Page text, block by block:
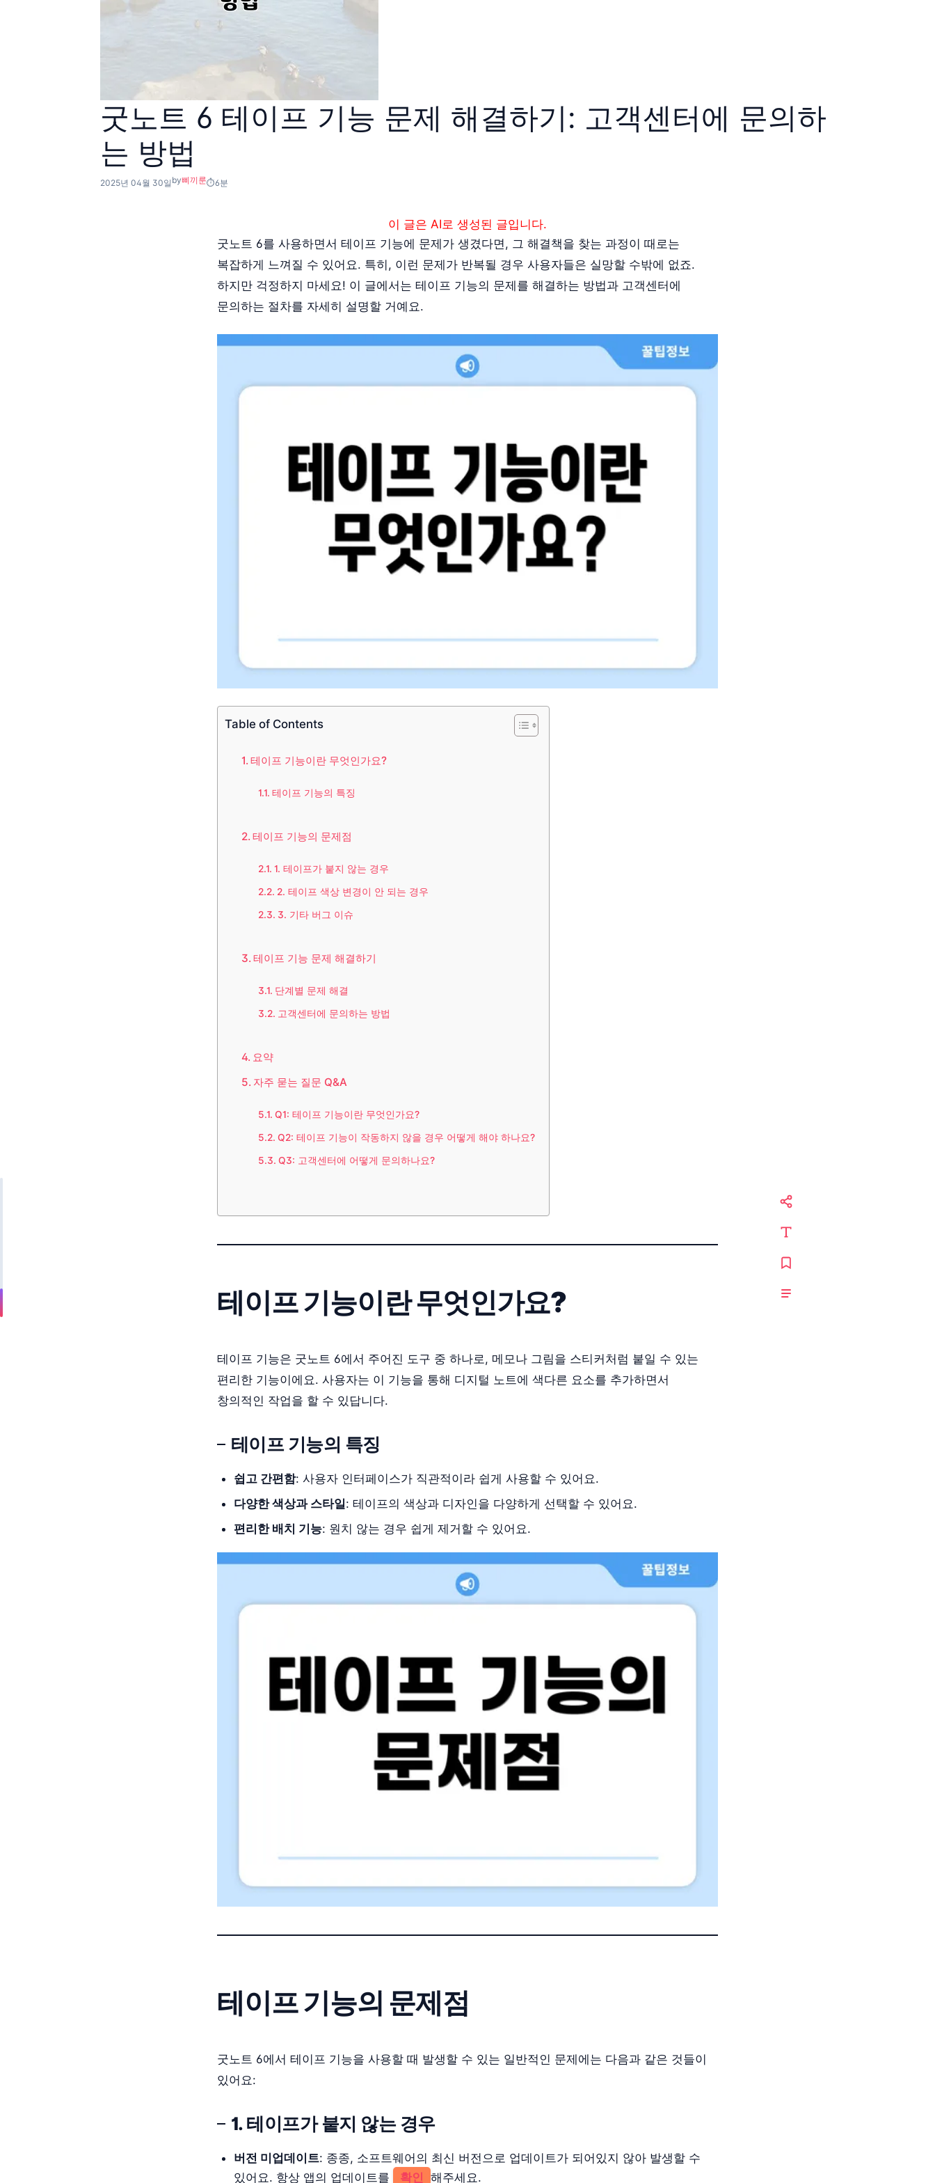
굿노트 6 테이프 기능 문제 해결하기: 고객센터에 문의하
는 방법
2025년 04월 30일 by삐끼룬 6분
이 글은 AI로 생성된 글입니다.
굿노트 6를 사용하면서 테이프 기능에 문제가 생겼다면, 그 해결책을 찾는 과정이 때로는
복잡하게 느껴질 수 있어요. 특히, 이런 문제가 반복될 경우 사용자들은 실망할 수밖에 없죠.
하지만 걱정하지 마세요! 이 글에서는 테이프 기능의 문제를 해결하는 방법과 고객센터에
문의하는 절차를 자세히 설명할 거예요.
Table of Contents
테이프 기능이란 무엇인가요?
테이프 기능의 특징
테이프 기능의 문제점
1. 테이프가 붙지 않는 경우
2. 테이프 색상 변경이 안 되는 경우
3. 기타 버그 이슈
테이프 기능 문제 해결하기
단계별 문제 해결
고객센터에 문의하는 방법
요약
자주 묻는 질문 Q&A
Q1: 테이프 기능이란 무엇인가요?
Q2: 테이프 기능이 작동하지 않을 경우 어떻게 해야 하나요?
Q3: 고객센터에 어떻게 문의하나요?
테이프 기능이란 무엇인가요?
테이프 기능은 굿노트 6에서 주어진 도구 중 하나로, 메모나 그림을 스티커처럼 붙일 수 있는
편리한 기능이에요. 사용자는 이 기능을 통해 디지털 노트에 색다른 요소를 추가하면서
창의적인 작업을 할 수 있답니다.
테이프 기능의 특징
쉽고 간편함: 사용자 인터페이스가 직관적이라 쉽게 사용할 수 있어요.
다양한 색상과 스타일: 테이프의 색상과 디자인을 다양하게 선택할 수 있어요.
편리한 배치 기능: 원치 않는 경우 쉽게 제거할 수 있어요.
테이프 기능의 문제점
굿노트 6에서 테이프 기능을 사용할 때 발생할 수 있는 일반적인 문제에는 다음과 같은 것들이
있어요:
1. 테이프가 붙지 않는 경우
버전 미업데이트: 종종, 소프트웨어의 최신 버전으로 업데이트가 되어있지 않아 발생할 수
있어요. 항상 앱의 업데이트를
확인 해주세요.